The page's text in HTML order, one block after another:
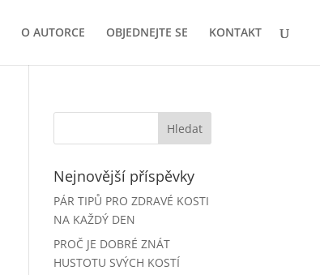
O AUTORCE OBJEDNEJTE SE KONTAKT
Nejnovější příspěvky
PÁR TIPŮ PRO ZDRAVÉ KOSTI
NA KAŽDÝ DEN
PROČ JE DOBRÉ ZNÁT
HUSTOTU SVÝCH KOSTÍ